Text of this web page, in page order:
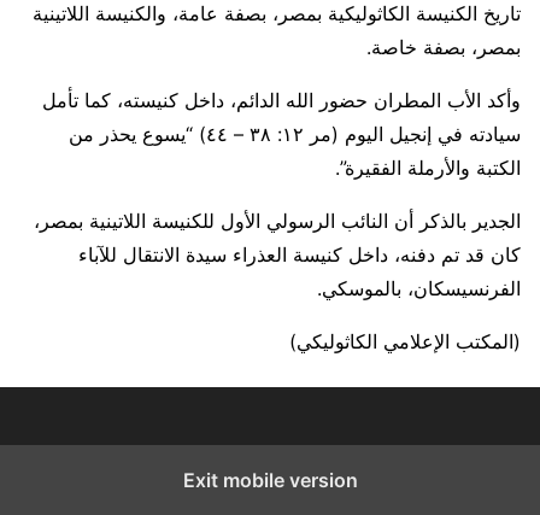
تاريخ الكنيسة الكاثوليكية بمصر، بصفة عامة، والكنيسة اللاتينية
بمصر، بصفة خاصة.
وأكد الأب المطران حضور الله الدائم، داخل كنيسته، كما تأمل
سيادته في إنجيل اليوم (مر ١٢: ٣٨ – ٤٤) “يسوع يحذر من
الكتبة والأرملة الفقيرة”.
الجدير بالذكر أن النائب الرسولي الأول للكنيسة اللاتينية بمصر،
كان قد تم دفنه، داخل كنيسة العذراء سيدة الانتقال للآباء
الفرنسيسكان، بالموسكي.
(المكتب الإعلامي الكاثوليكي)
Exit mobile version